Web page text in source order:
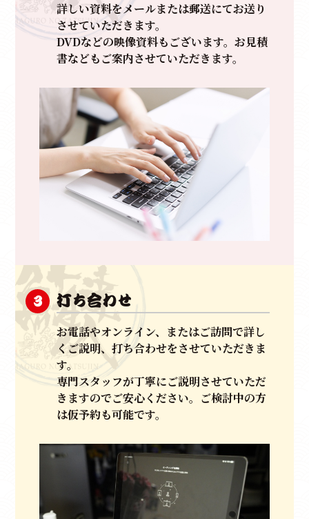
詳しい資料をメールまたは郵送にてお送り
させていただきます。
DVDなどの映像資料もございます。お見積
書などもご案内させていただきます。
3 打ち合わせ
お電話やオンライン、またはご訪問で詳し
くご説明、打ち合わせをさせていただきま
す。
専門スタッフが丁寧にご説明させていただ
きますのでご安心ください。ご検討中の方
は仮予約も可能です。